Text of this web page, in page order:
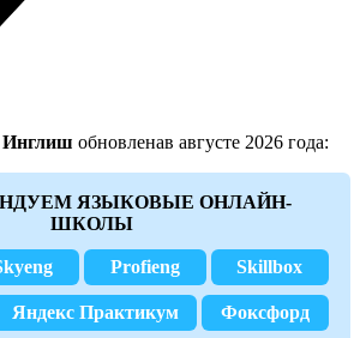
Инглиш обновленав августе 2026 года:
ЯЗЫКОВЫЕ ОНЛАЙН-
ШКОЛЫ
Profieng Skillbox
Яндекс Практикум Фоксфорд